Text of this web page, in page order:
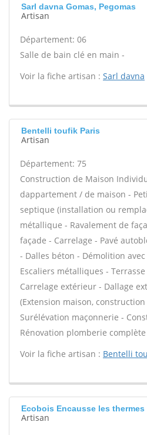
Sarl davna Gomas, Pegomas
Artisan
Département: 06
Salle de bain clé en main -
Voir la fiche artisan : Sarl davna
Bentelli toufik Paris
Artisan
Département: 75
Construction de Maison
dappartement / de maison -
septique (installation ou
métallique - Ravalement de
façade - Carrelage - Pavé
- Dalles béton - Démolition
Escaliers métalliques -
Carrelage extérieur - Dallage
(Extension maison, construction
Surélévation maçonnerie -
Rénovation plomberie
Voir la fiche artisan : Bentelli
Ecobois Encausse les thermes
Artisan